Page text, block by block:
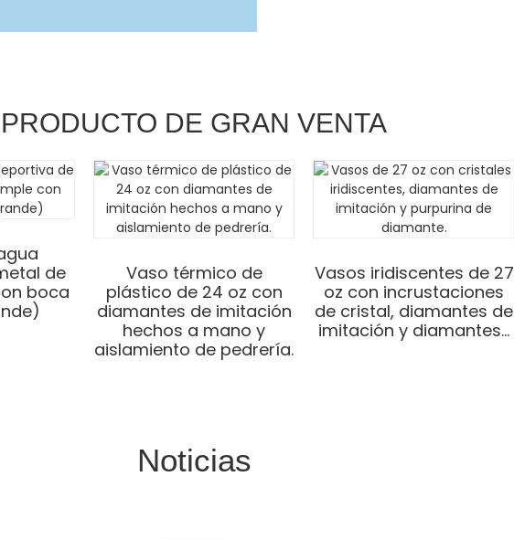
PRODUCTO DE GRAN VENTA
de
boca
Vaso térmico de
plástico de 24 oz con
diamantes de imitación
hechos a mano y
aislamiento de pedrería.
Vasos iridiscentes de 27
oz con incrustaciones
de cristal, diamantes de
imitación y diamantes...
Noticias